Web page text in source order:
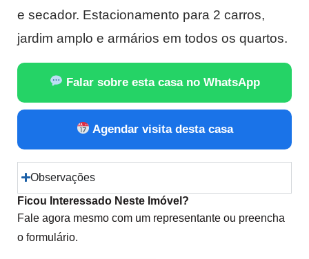
e secador. Estacionamento para 2 carros,
jardim amplo e armários em todos os quartos.
Falar sobre esta casa no WhatsApp
Agendar visita desta casa
Observações
Ficou Interessado Neste Imóvel?
Fale agora mesmo com um representante ou preencha
o formulário.